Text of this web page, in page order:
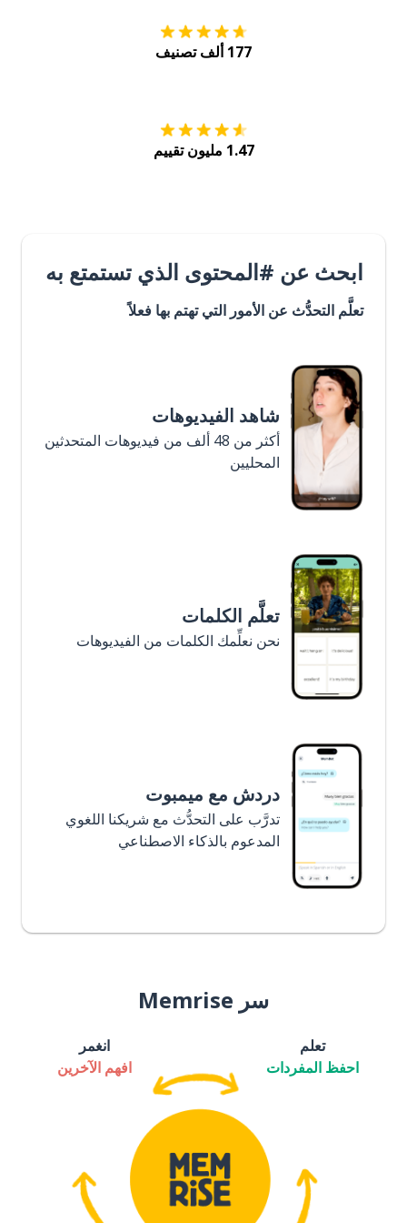
177 ألف تصنيف
1.47 مليون تقييم
ابحث عن #المحتوى الذي تستمتع به
تعلَّم التحدُّث عن الأمور التي تهتم بها فعلاً
شاهد الفيديوهات
أكثر من 48 ألف من فيديوهات المتحدثين
المحليين
تعلَّم الكلمات
نحن نعلِّمك الكلمات من الفيديوهات
دردش مع ميمبوت
تدرَّب على التحدُّث مع شريكنا اللغوي
المدعوم بالذكاء الاصطناعي
سر Memrise
تعلم
احفظ المفردات
انغمر
افهم الآخرين